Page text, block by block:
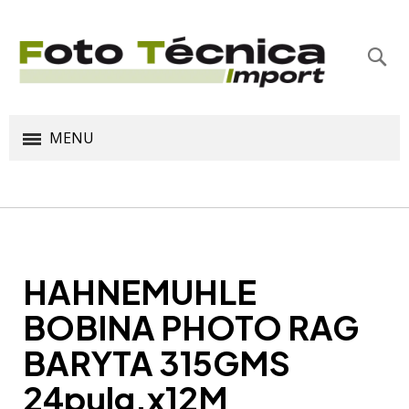
MENU
HAHNEMUHLE
BOBINA PHOTO RAG
BARYTA 315GMS
24pulg.x12M